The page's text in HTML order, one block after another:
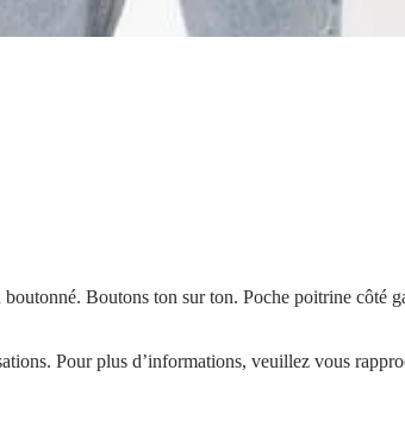
Boutons ton sur ton. Poche poitrine côté
Pour plus d’informations, veuillez vous